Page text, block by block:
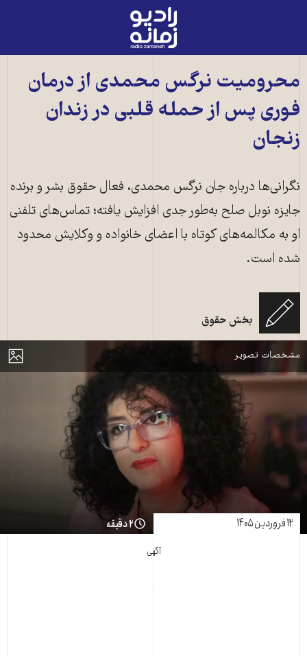
رادیو
زمانه
صفحه
اصلی
محرومیت نرگس محمدی از درمان
فوری پس از حمله قلبی در زندان
زنجان
نگرانی‌ها درباره جان نرگس محمدی، فعال حقوق بشر و برنده
جایزه نوبل صلح به‌طور جدی افزایش یافته؛ تماس‌های تلفنی
او به مکالمه‌های کوتاه با اعضای خانواده و وکلایش محدود
شده است.
بخش حقوق
نمایش
مشخصات تصویر
نرگس محمدی، فعال حقوق بشر و حقوق زنان، برنده جایزه نوبل صلح ـ عکس از
خبرگزاری فرانسه
۱۲ فروردین ۱۴۰۵ ۲ دقیقه
آگهی